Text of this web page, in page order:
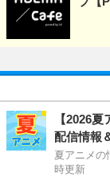
【2026
配信情報
夏アニメの
時更新